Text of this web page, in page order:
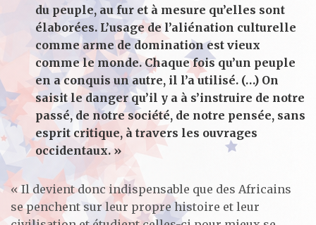
du peuple, au fur et à mesure qu’elles sont
élaborées. L’usage de l’aliénation culturelle
comme arme de domination est vieux
comme le monde. Chaque fois qu’un peuple
en a conquis un autre, il l’a utilisé. (…) On
saisit le danger qu’il y a à s’instruire de notre
passé, de notre société, de notre pensée, sans
esprit critique, à travers les ouvrages
occidentaux. »
« Il devient donc indispensable que des Africains
se penchent sur leur propre histoire et leur